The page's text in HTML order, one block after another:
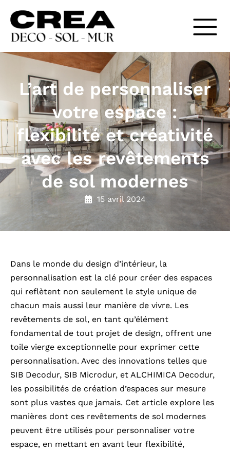
L’art de personnaliser
votre espace :
flexibilité et créativité
avec les revêtements
de sol modernes
15 avril 2024
Dans le monde du design d’intérieur, la
personnalisation est la clé pour créer des espaces
qui reflètent non seulement le style unique de
chacun mais aussi leur manière de vivre. Les
revêtements de sol, en tant qu’élément
fondamental de tout projet de design, offrent une
toile vierge exceptionnelle pour exprimer cette
personnalisation. Avec des innovations telles que
SIB Decodur, SIB Microdur, et ALCHIMICA Decodur,
les possibilités de création d’espaces sur mesure
sont plus vastes que jamais. Cet article explore les
manières dont ces revêtements de sol modernes
peuvent être utilisés pour personnaliser votre
espace, en mettant en avant leur flexibilité,